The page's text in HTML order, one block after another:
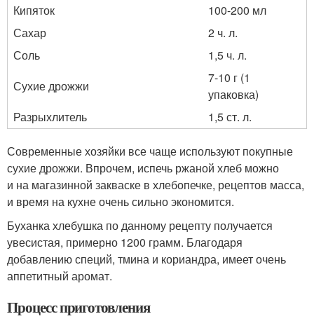
Кипяток
100-200 мл
Сахар
2 ч. л.
Соль
1,5 ч. л.
Сухие дрожжи
7-10 г (1
упаковка)
Разрыхлитель
1,5 ст. л.
Современные хозяйки все чаще используют покупные
сухие дрожжи. Впрочем, испечь ржаной хлеб можно
и на магазинной закваске в хлебопечке, рецептов масса,
и время на кухне очень сильно экономится.
Буханка хлебушка по данному рецепту получается
увесистая, примерно 1200 грамм. Благодаря
добавлению специй, тмина и кориандра, имеет очень
аппетитный аромат.
Процесс приготовления